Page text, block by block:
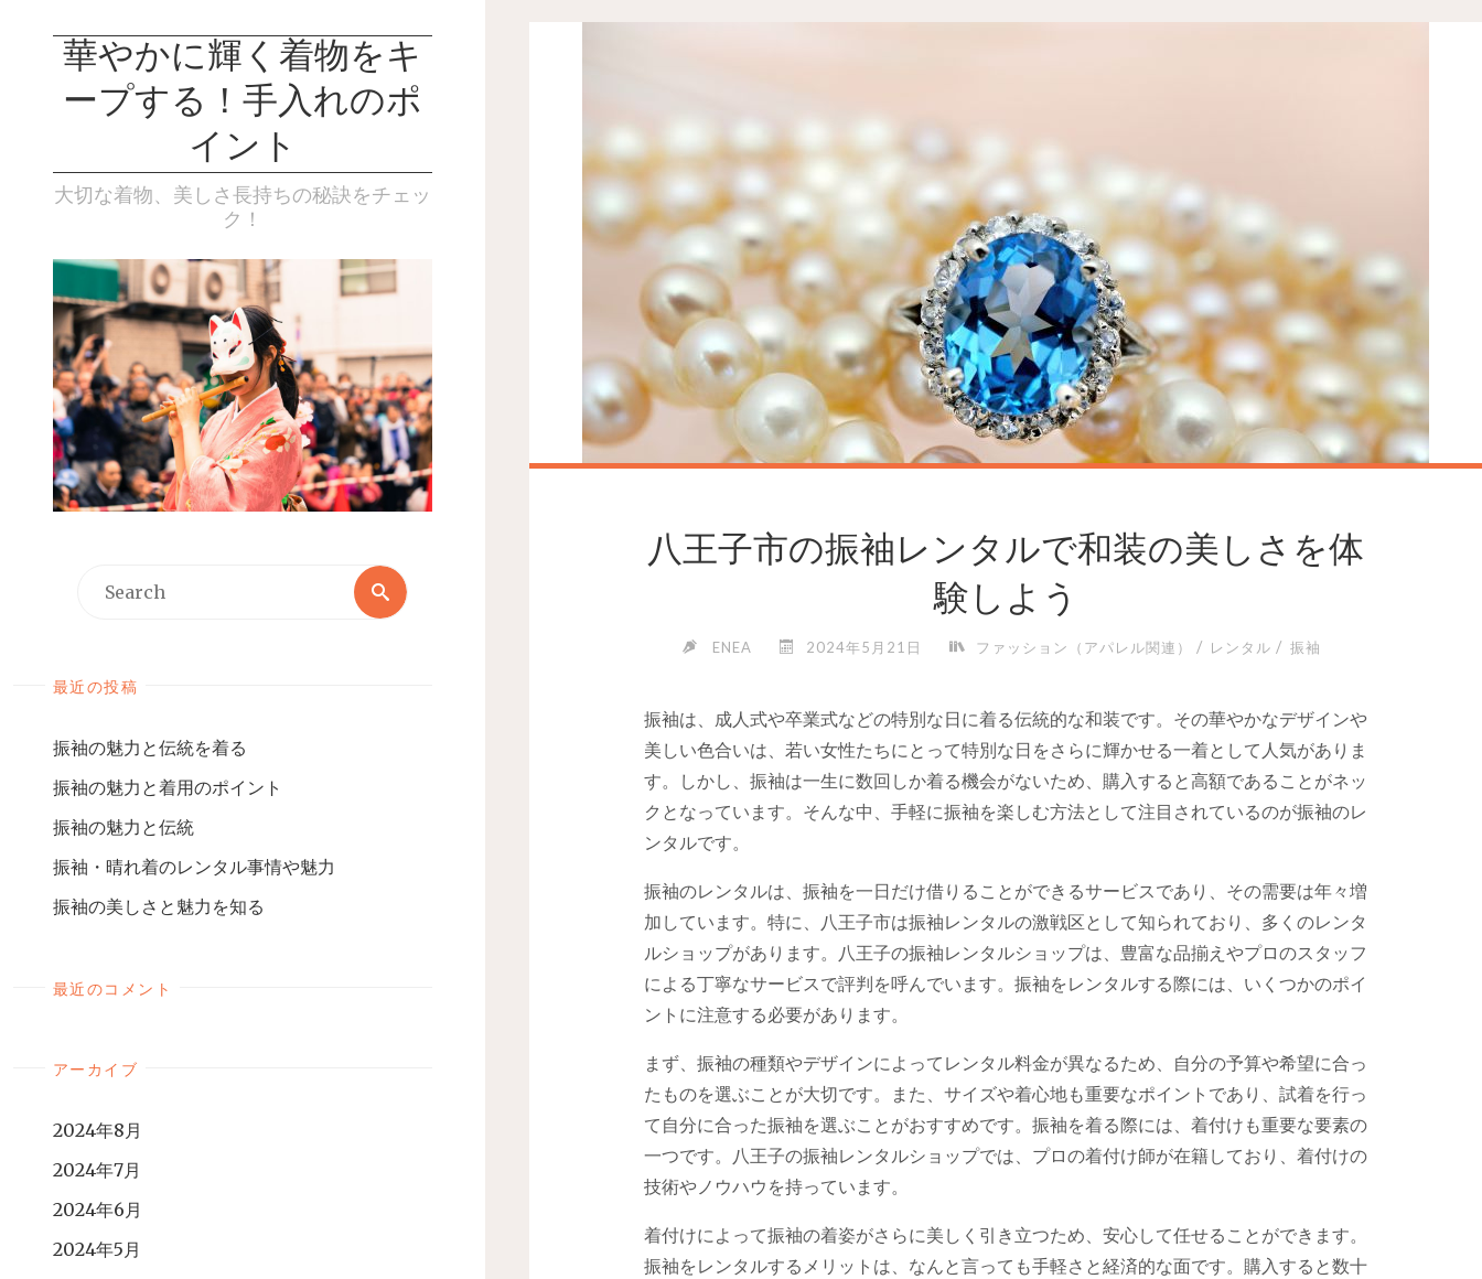
華やかに輝く着物をキ
ープする！手入れのポ
イント
大切な着物、美しさ長持ちの秘訣をチェッ
ク！
最近の投稿
振袖の魅力と伝統を着る
振袖の魅力と着用のポイント
振袖の魅力と伝統
振袖・晴れ着のレンタル事情や魅力
振袖の美しさと魅力を知る
最近のコメント
アーカイブ
2024年8月
2024年7月
2024年6月
2024年5月
八王子市の振袖レンタルで和装の美しさを体
験しよう
ENEA 2024年5月21日 ファッション（アパレル関連） / レンタル / 振袖
振袖は、成人式や卒業式などの特別な日に着る伝統的な和装です。 その華やかなデザインや
美しい色合いは、若い女性たちにとって特別な日をさらに輝かせる一着として人気がありま
す。しかし、振袖は一生に数回しか着る機会がないため、購入すると高額であることがネッ
クとなっています。そんな中、手軽に振袖を楽しむ方法として注目されているのが振袖のレ
ンタルです。
振袖のレンタルは、振袖を一日だけ借りることができるサービスであり、その需要は年々増
加しています。特に、八王子市は振袖レンタルの激戦区として知られており、多くのレンタ
ルショップがあります。八王子の振袖レンタルショップは、豊富な品揃えやプロのスタッフ
による丁寧なサービスで評判を呼んでいます。振袖をレンタルする際には、いくつかのポイ
ントに注意する必要があります。
まず、振袖の種類やデザインによってレンタル料金が異なるため、自分の予算や希望に合っ
たものを選ぶことが大切です。また、サイズや着心地も重要なポイントであり、試着を行っ
て自分に合った振袖を選ぶことがおすすめです。振袖を着る際には、着付けも重要な要素の
一つです。八王子の振袖レンタルショップでは、プロの着付け師が在籍しており、着付けの
技術やノウハウを持っています。
着付けによって振袖の着姿がさらに美しく引き立つため、安心して任せることができます。
振袖をレンタルするメリットは、なんと言っても手軽さと経済的な面です。購入すると数十